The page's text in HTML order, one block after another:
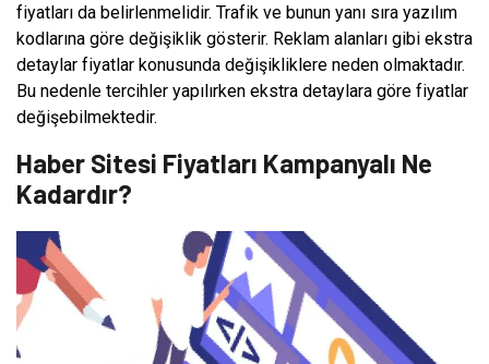
fiyatları da belirlenmelidir. Trafik ve bunun yanı sıra yazılım
kodlarına göre değişiklik gösterir. Reklam alanları gibi ekstra
detaylar fiyatlar konusunda değişikliklere neden olmaktadır.
Bu nedenle tercihler yapılırken ekstra detaylara göre fiyatlar
değişebilmektedir.
Haber Sitesi Fiyatları Kampanyalı Ne
Kadardır?